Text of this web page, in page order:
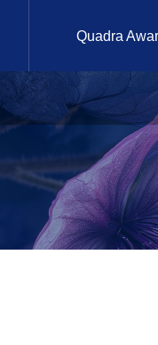
Quadra
第
ワン
ング
チ